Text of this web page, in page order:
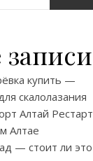
купить —
скалолазания
Алтай Рестарт
Алтае
— стоит ли это